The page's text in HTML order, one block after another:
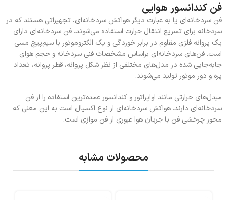
فن کندانسور هوایی
فن سردخانه‌ای یا به عبارت دیگر هواکش سردخانه‌ای، تجهیزاتی هستند که در
سردخانه برای تسریع انتقال حرارت استفاده می‌شوند. فن سردخانه‌ای دارای
یک پروانه فلزی مقاوم در برابر خوردگی و یک الکتروموتور با سیم‌پیچ مسی
است. فن‌های سردخانه‌ای براساس مشخصات فنی سردخانه و حجم هوای
جابه‌جایی شده در مدل‌های مختلفی از نظر شکل پروانه، قطر پروانه، تعداد
پره و دور موتور تولید می‌شوند.
مبدل‌های حرارتی مانند اواپراتور و کندانسور عمده‌ترین استفاده را از فن
سردخانه‌ای دارند. هواکش سردخانه‌ای از نوع اکسیال است به این معنی که
محور چرخشی فن با جریان هوا عبوری از فن موازی است.
محصولات مشابه